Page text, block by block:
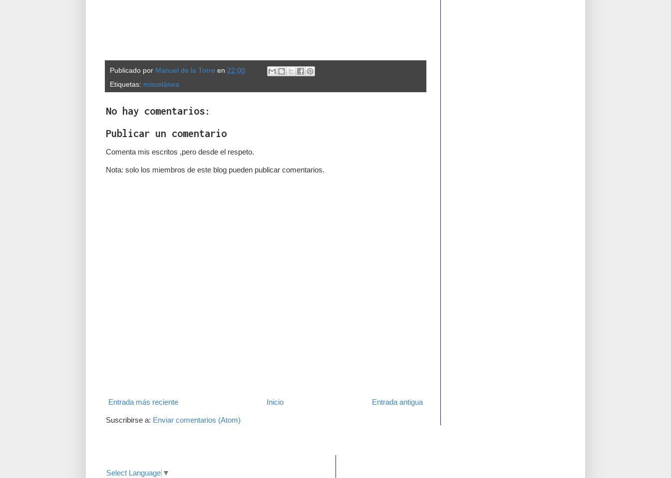
Publicado por Manuel de la Torre en 22:00
Etiquetas: miscelánea
No hay comentarios:
Publicar un comentario
Comenta mis escritos ,pero desde el respeto.
Nota: solo los miembros de este blog pueden publicar comentarios.
Entrada más reciente Entrada antigua
Inicio
Suscribirse a: Enviar comentarios (Atom)
Select Language ▼